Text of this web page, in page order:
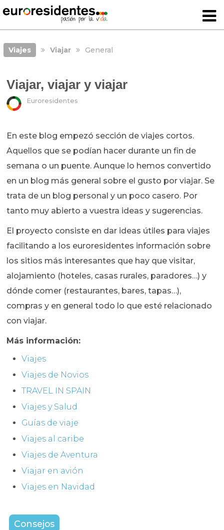
Viajes Viajar General
Viajar, viajar y viajar
Euroresidentes
En este blog empezó sección de viajes cortos.
Aquellos que se podían hacer durante un fin de
semana o un puente. Aunque lo hemos convertido
en un blog más general sobre el gusto por viajar. Se
trata de un blog personal y un poco casero. Por
tanto muy abierto a vuestra ideas y sugerencias.
El proyecto consiste en dar ideas útiles para viajes
facilitando a los euroresidentes información sobre
los sitios más interesantes que hay que visitar,
alojamiento (hoteles, casas rurales, paradores…) y
dónde comer (restaurantes, bares, tapas…),
compras y en general todo lo que esté relacionado
con viajar.
Más información:
Viajes
Viajes de Novios
TRAVEL IN SPAIN
Viajes y Salud
Guías de viaje
Viajes al caribe
Viajes de Aventura
Viajar en avión
Viajes en Navidad
Consejos